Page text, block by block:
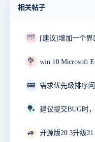
相关帖子
🌁
💐
🚌 需求优先级排序
🏓 建议提交BUG时
🚙 开源版20.3升级